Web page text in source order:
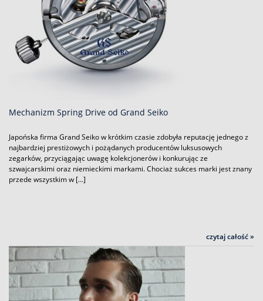
Mechanizm Spring Drive od Grand Seiko
Japońska firma Grand Seiko w krótkim czasie zdobyła reputację jednego z
najbardziej prestiżowych i pożądanych producentów luksusowych
zegarków, przyciągając uwagę kolekcjonerów i konkurując ze
szwajcarskimi oraz niemieckimi markami. Chociaż sukces marki jest znany
przede wszystkim w […]
czytaj całość »